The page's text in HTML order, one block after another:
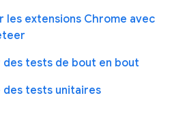
les extensions Chrome avec
des tests de bout en bout
des tests unitaires